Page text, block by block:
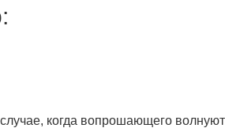
когда вопрошающего